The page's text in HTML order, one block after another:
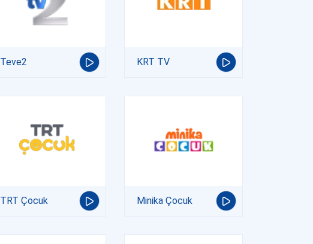
Teve2 KRT TV
TRT Çocuk Minika Çocuk